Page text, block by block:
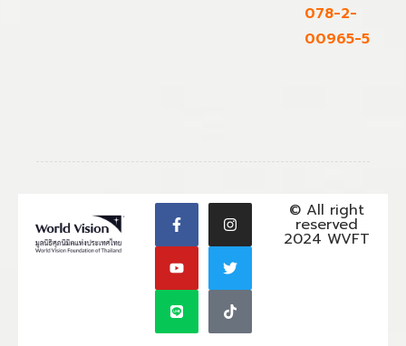
078-2-
00965-5
© All right
reserved
2024 WVFT